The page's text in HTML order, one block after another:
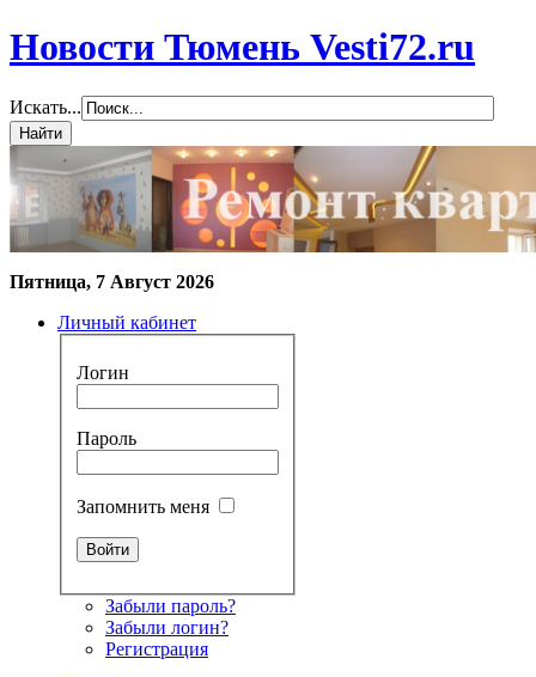
Новости Тюмень Vesti72.ru
Искать...
Пятница, 7 Август 2026
Личный кабинет
Логин
Пароль
Запомнить меня
Забыли пароль?
Забыли логин?
Регистрация